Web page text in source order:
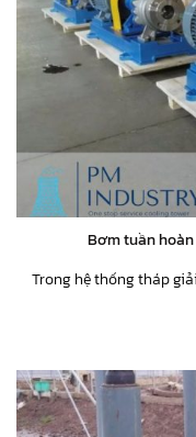
Bơm tuần
Trong hệ thống tháp